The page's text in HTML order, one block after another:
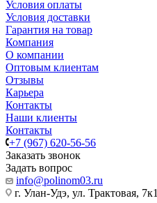
Условия оплаты
Условия доставки
Гарантия на товар
Компания
О компании
Оптовым клиентам
Отзывы
Карьера
Контакты
Наши клиенты
Контакты
+7 (967) 620-56-56
Заказать звонок
Задать вопрос
info@polinom03.ru
г. Улан-Удэ, ул. Трактовая, 7к1